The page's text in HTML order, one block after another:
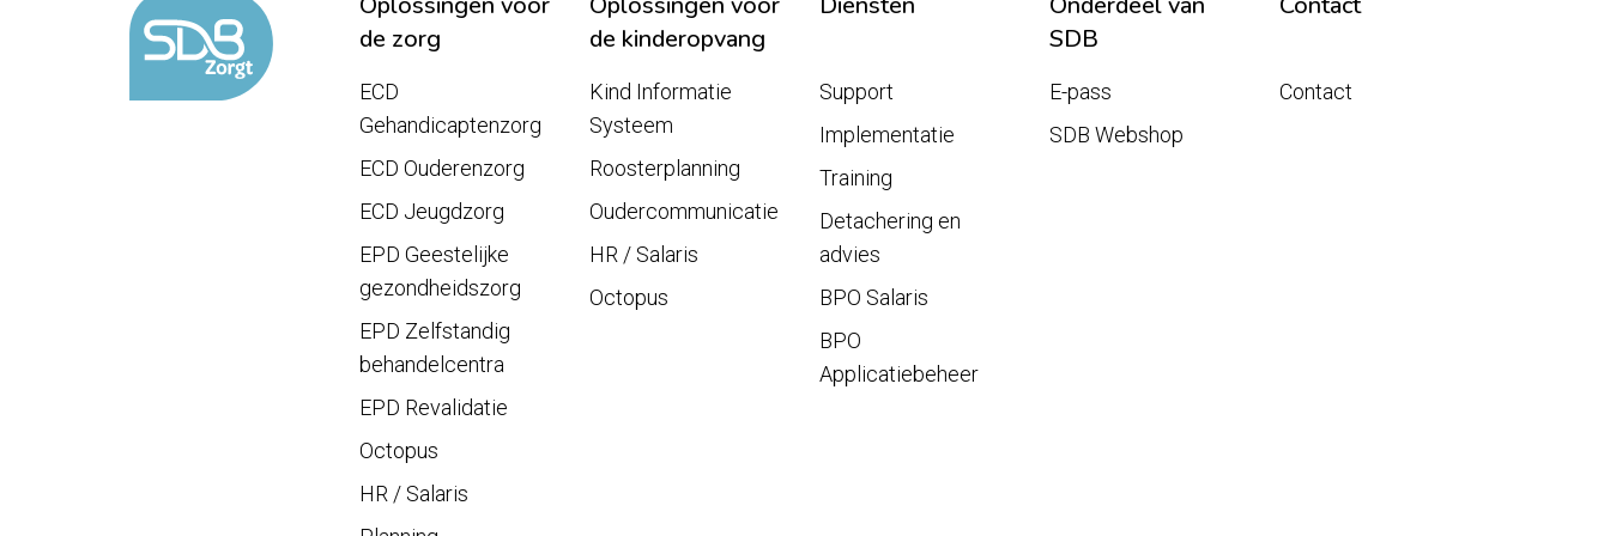
de zorg
de kinderopvang
SDB
ECD
Gehandicaptenzorg
ECD Ouderenzorg
ECD Jeugdzorg
EPD Geestelijke
gezondheidszorg
EPD Zelfstandig
behandelcentra
EPD Revalidatie
Octopus
HR / Salaris
Kind Informatie
Systeem
Roosterplanning
Oudercommunicatie
HR / Salaris
Octopus
Support
Implementatie
Training
Detachering en
advies
BPO Salaris
BPO
Applicatiebeheer
E-pass
SDB Webshop
Contact